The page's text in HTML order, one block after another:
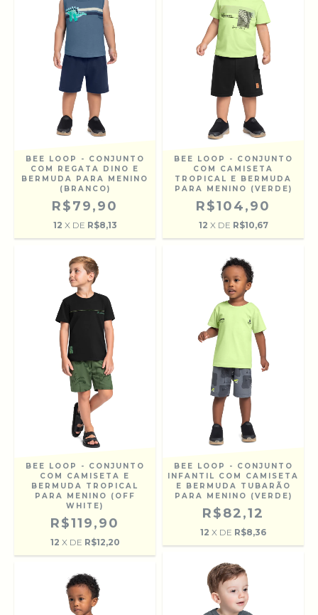
BEE LOOP - CONJUNTO
COM REGATA DINO E
BERMUDA PARA MENINO
(BRANCO)
R$79,90
12 X DE R$8,13
BEE LOOP - CONJUNTO
COM CAMISETA
TROPICAL E BERMUDA
PARA MENINO (VERDE)
R$104,90
12 X DE R$10,67
BEE LOOP - CONJUNTO
COM CAMISETA E
BERMUDA TROPICAL
PARA MENINO (OFF
WHITE)
R$119,90
12 X DE R$12,20
BEE LOOP - CONJUNTO
INFANTIL COM CAMISETA
E BERMUDA TUBARÃO
PARA MENINO (VERDE)
R$82,12
12 X DE R$8,36